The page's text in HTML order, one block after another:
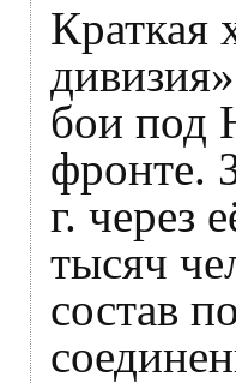
Краткая
бои под
фронте.
г. через
тысяч
состав